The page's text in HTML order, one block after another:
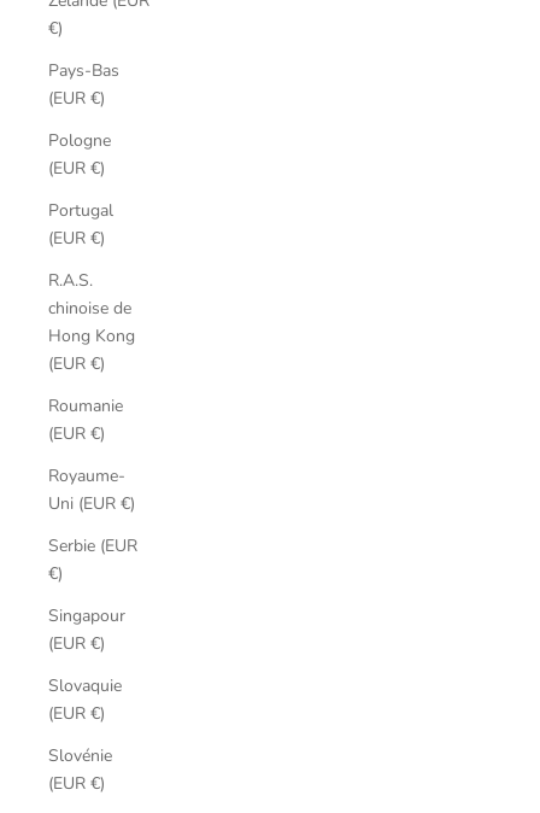
€)
Pays-Bas
(EUR €)
Pologne
(EUR €)
Portugal
(EUR €)
R.A.S.
chinoise de
Hong Kong
(EUR €)
Roumanie
(EUR €)
Royaume-
Uni (EUR €)
Serbie (EUR
€)
Singapour
(EUR €)
Slovaquie
(EUR €)
Slovénie
(EUR €)